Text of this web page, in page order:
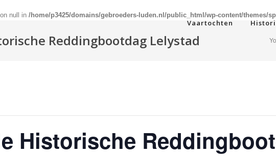
Vaartochten
null in /home/p3425/domains/gebroeders-luden.nl/public_html/wp-content/themes/
Reddingbootdag Lelystad
Historische